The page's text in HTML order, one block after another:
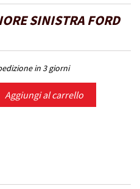
SINISTRA FORD
in 3 giorni
Aggiungi al carrello